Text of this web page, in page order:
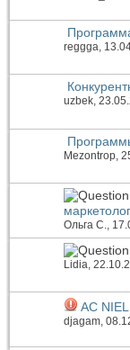
reggga,
uzbek,
Mezontrop ,
Ольга С.,
Lidia ,
AC
djagam,